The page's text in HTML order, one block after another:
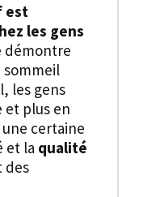
est
les gens
démontre
sommeil
les gens
et plus en
certaine
et la qualité
des